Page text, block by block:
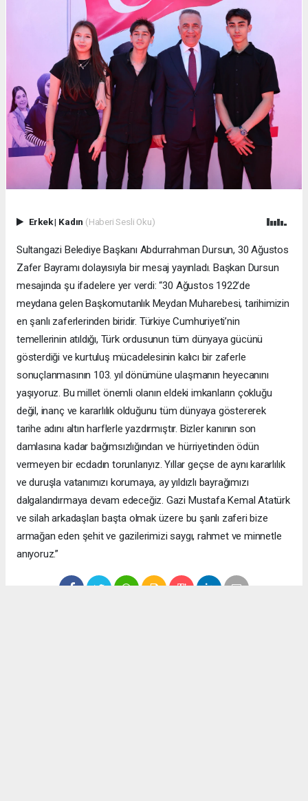
Erkek| Kadın (Haberi Sesli Oku)
Sultangazi Belediye Başkanı Abdurrahman Dursun, 30 Ağustos
Zafer Bayramı dolayısıyla bir mesaj yayınladı. Başkan Dursun
mesajında şu ifadelere yer verdi: “30 Ağustos 1922’de
meydana gelen Başkomutanlık Meydan Muharebesi, tarihimizin
en şanlı zaferlerinden biridir. Türkiye Cumhuriyeti’nin
temellerinin atıldığı, Türk ordusunun tüm dünyaya gücünü
gösterdiği ve kurtuluş mücadelesinin kalıcı bir zaferle
sonuçlanmasının 103. yıl dönümüne ulaşmanın heyecanını
yaşıyoruz. Bu millet önemli olanın eldeki imkanların çokluğu
değil, inanç ve kararlılık olduğunu tüm dünyaya göstererek
tarihe adını altın harflerle yazdırmıştır. Bizler kanının son
damlasına kadar bağımsızlığından ve hürriyetinden ödün
vermeyen bir ecdadın torunlarıyız. Yıllar geçse de aynı kararlılık
ve duruşla vatanımızı korumaya, ay yıldızlı bayrağımızı
dalgalandırmaya devam edeceğiz. Gazi Mustafa Kemal Atatürk
ve silah arkadaşları başta olmak üzere bu şanlı zaferi bize
armağan eden şehit ve gazilerimizi saygı, rahmet ve minnetle
anıyoruz.”